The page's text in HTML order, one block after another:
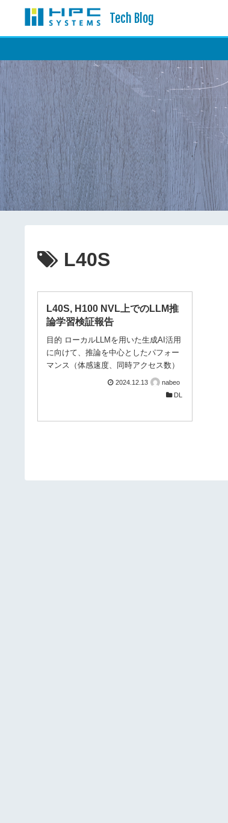
Tech Blog
L40S
L40S, H100 NVL上でのLLM推
論学習検証報告
目的 ローカルLLMを用いた生成AI活用
に向けて、推論を中心としたパフォー
マンス（体感速度、同時アクセス数）
を明らかにすべく、ベンチマーク検証
を行いました。 ハードウェアの決定の
法 各条件で1つのRequestを処理した
2024.12.13
nabeo
DL